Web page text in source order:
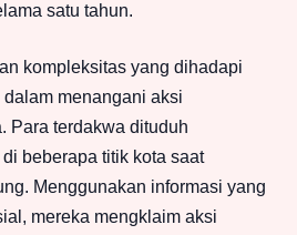
satu tahun.
kompleksitas yang dihadapi
menangani aksi
Para terdakwa dituduh
beberapa titik kota saat
Menggunakan informasi yang
mereka mengklaim aksi